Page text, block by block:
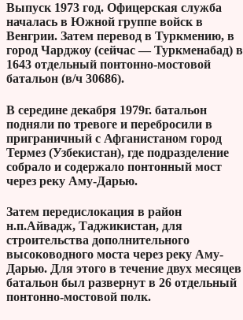
Выпуск 1973 год. Офицерская служба
началась в Южной группе войск в
Венгрии. Затем перевод в Туркмению, в
город Чарджоу (сейчас — Туркменабад) в
1643 отдельный понтонно-мостовой
батальон (в/ч 30686).
В середине декабря 1979г. батальон
подняли по тревоге и перебросили в
приграничный с Афганистаном город
Термез (Узбекистан), где подразделение
собрало и содержало понтонный мост
через реку Аму-Дарью.
Затем передислокация в район
н.п.Айвадж, Таджикистан, для
строительства дополнительного
высоководного моста через реку Аму-
Дарью. Для этого в течение двух месяцев
батальон был развернут в 26 отдельный
понтонно-мостовой полк.